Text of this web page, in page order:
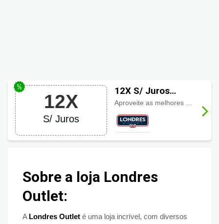
12X
S/ Juros
12X S/ Juros
LONDRES OUTLET
Sobre a loja Londres
Outlet:
A Londres Outlet é uma loja incrível, com diversos